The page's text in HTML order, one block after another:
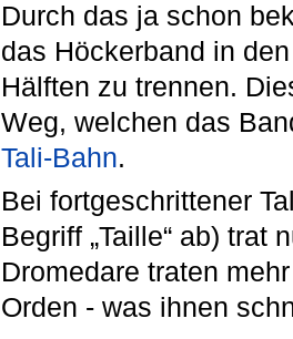
Durch das ja schon
das Höckerband in
Hälften zu trennen.
Weg, welchen das
Tali-Bahn.
Bei fortgeschrittener
Begriff „Taille“ ab) trat
Dromedare traten
Orden - was ihnen